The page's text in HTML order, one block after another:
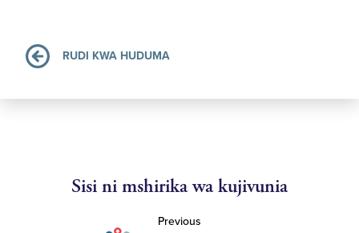
RUDI KWA HUDUMA
Sisi ni mshirika wa kujivunia
Previous